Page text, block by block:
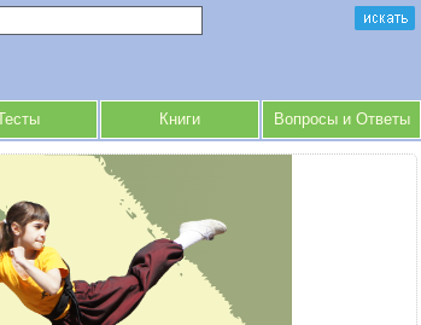
Тесты Книги Вопросы и Ответы